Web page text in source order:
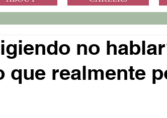
no
que realmente